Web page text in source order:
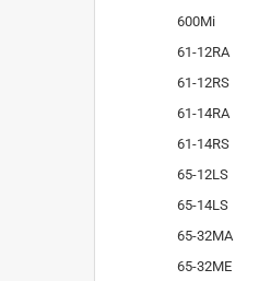
600Mi
61-12RA
61-12RS
61-14RA
61-14RS
65-12LS
65-14LS
65-32MA
65-32ME